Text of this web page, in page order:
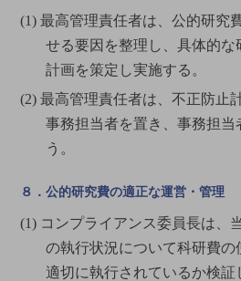
(1) 最高管理責任者は、公的研究
せる要因を整理し、具体的な
計画を策定し実施する。
(2) 最高管理責任者は、不正防止
事務担当者を置き、事務担当
う。
８．公的研究費の適正な運営・管理
(1) コンプライアンス委員長は、
の執行状況について科研費の
適切に執行されているか検